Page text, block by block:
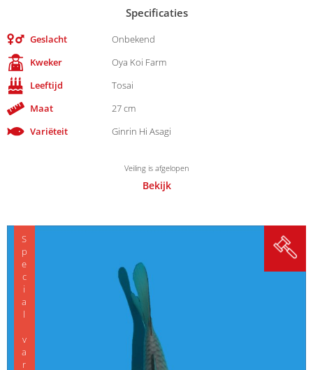
Specificaties
Geslacht
Onbekend
Kweker
Oya Koi Farm
Leeftijd
Tosai
Maat
27 cm
Variëteit
Ginrin Hi Asagi
Veiling is afgelopen
Bekijk
Special variety